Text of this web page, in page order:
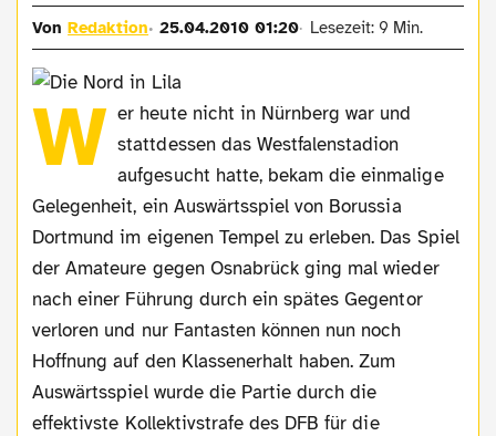
VonRedaktion 25.04.2010 01:20 Lesezeit: 9 Min.
W er heute nicht in Nürnberg war und
stattdessen das Westfalenstadion
aufgesucht hatte, bekam die einmalige
Gelegenheit, ein Auswärtsspiel von Borussia
Dortmund im eigenen Tempel zu erleben. Das Spiel
der Amateure gegen Osnabrück ging mal wieder
nach einer Führung durch ein spätes Gegentor
verloren und nur Fantasten können nun noch
Hoffnung auf den Klassenerhalt haben. Zum
Auswärtsspiel wurde die Partie durch die
effektivste Kollektivstrafe des DFB für die